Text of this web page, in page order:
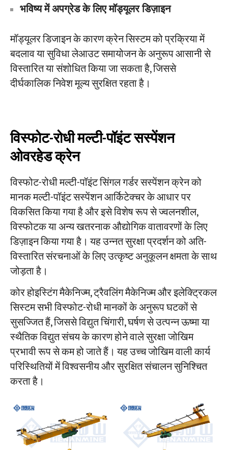
भविष्य में अपग्रेड के लिए मॉड्यूलर डिज़ाइन
मॉड्यूलर डिजाइन के कारण क्रेन सिस्टम को प्रक्रिया में
बदलाव या सुविधा लेआउट समायोजन के अनुरूप आसानी से
विस्तारित या संशोधित किया जा सकता है, जिससे
दीर्घकालिक निवेश मूल्य सुरक्षित रहता है।
विस्फोट-रोधी मल्टी-पॉइंट सस्पेंशन
ओवरहेड क्रेन
विस्फोट-रोधी मल्टी-पॉइंट सिंगल गर्डर सस्पेंशन क्रेन को
मानक मल्टी-पॉइंट सस्पेंशन आर्किटेक्चर के आधार पर
विकसित किया गया है और इसे विशेष रूप से ज्वलनशील,
विस्फोटक या अन्य खतरनाक औद्योगिक वातावरणों के लिए
डिज़ाइन किया गया है। यह उन्नत सुरक्षा प्रदर्शन को अति-
विस्तारित संरचनाओं के लिए उत्कृष्ट अनुकूलन क्षमता के साथ
जोड़ता है।
कोर होइस्टिंग मैकेनिज्म, ट्रैवलिंग मैकेनिज्म और इलेक्ट्रिकल
सिस्टम सभी विस्फोट-रोधी मानकों के अनुरूप घटकों से
सुसज्जित हैं, जिससे विद्युत चिंगारी, घर्षण से उत्पन्न ऊष्मा या
स्थैतिक विद्युत संचय के कारण होने वाले सुरक्षा जोखिम
प्रभावी रूप से कम हो जाते हैं। यह उच्च जोखिम वाली कार्य
परिस्थितियों में विश्वसनीय और सुरक्षित संचालन सुनिश्चित
करता है।